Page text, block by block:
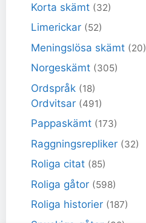
Korta skämt (32)
Limerickar (52)
Meningslösa skämt (20)
Norgeskämt (305)
Ordspråk (18)
Ordvitsar (491)
Pappaskämt (173)
Raggningsrepliker (32)
Roliga citat (85)
Roliga gåtor (598)
Roliga historier (187)